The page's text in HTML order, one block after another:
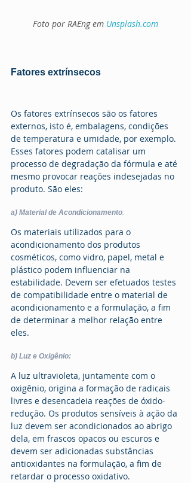
Foto por RAEng em Unsplash.com
Fatores extrínsecos
Os fatores extrínsecos são os fatores
externos, isto é, embalagens, condições
de temperatura e umidade, por exemplo.
Esses fatores podem catalisar um
processo de degradação da fórmula e até
mesmo provocar reações indesejadas no
produto. São eles:
a) Material de Acondicionamento:
Os materiais utilizados para o
acondicionamento dos produtos
cosméticos, como vidro, papel, metal e
plástico podem influenciar na
estabilidade. Devem ser efetuados testes
de compatibilidade entre o material de
acondicionamento e a formulação, a fim
de determinar a melhor relação entre
eles.
b) Luz e Oxigênio:
A luz ultravioleta, juntamente com o
oxigênio, origina a formação de radicais
livres e desencadeia reações de óxido-
redução. Os produtos sensíveis à ação da
luz devem ser acondicionados ao abrigo
dela, em frascos opacos ou escuros e
devem ser adicionadas substâncias
antioxidantes na formulação, a fim de
retardar o processo oxidativo.